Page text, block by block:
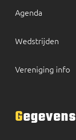
Agenda
Wedstrijden
Vereniging info
Gegevens